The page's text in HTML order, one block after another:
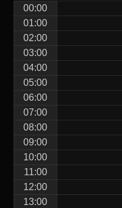
00:00
01:00
02:00
03:00
04:00
05:00
06:00
07:00
08:00
09:00
10:00
11:00
12:00
13:00